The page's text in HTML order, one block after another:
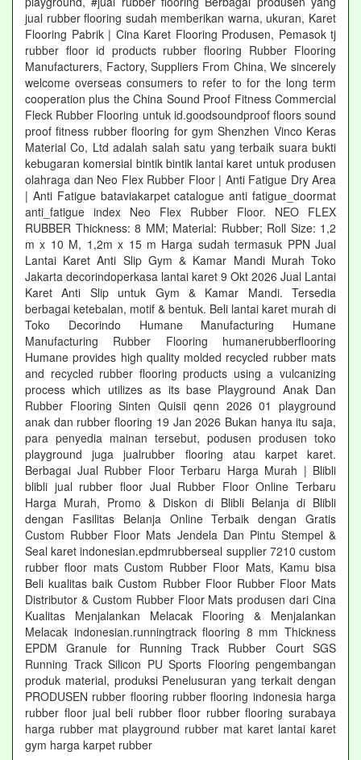
jual rubber flooring sudah memberikan warna, ukuran, Karet
Flooring Pabrik | Cina Karet Flooring Produsen, Pemasok tj
rubber floor id products rubber flooring Rubber Flooring
Manufacturers, Factory, Suppliers From China, We sincerely
welcome overseas consumers to refer to for the long term
cooperation plus the China Sound Proof Fitness Commercial
Fleck Rubber Flooring untuk id.goodsoundproof floors sound
proof fitness rubber flooring for gym Shenzhen Vinco Keras
Material Co, Ltd adalah salah satu yang terbaik suara bukti
kebugaran komersial bintik bintik lantai karet untuk produsen
olahraga dan Neo Flex Rubber Floor | Anti Fatigue Dry Area
| Anti Fatigue bataviakarpet catalogue anti fatigue_doormat
anti_fatigue index Neo Flex Rubber Floor. NEO FLEX
RUBBER Thickness: 8 MM; Material: Rubber; Roll Size: 1,2
m x 10 M, 1,2m x 15 m Harga sudah termasuk PPN Jual
Lantai Karet Anti Slip Gym & Kamar Mandi Murah Toko
Jakarta decorindoperkasa lantai karet 9 Okt 2026 Jual Lantai
Karet Anti Slip untuk Gym & Kamar Mandi. Tersedia
berbagai ketebalan, motif & bentuk. Beli lantai karet murah di
Toko Decorindo Humane Manufacturing Humane
Manufacturing Rubber Flooring humanerubberflooring
Humane provides high quality molded recycled rubber mats
and recycled rubber flooring products using a vulcanizing
process which utilizes as its base Playground Anak Dan
Rubber Flooring Sinten Quisii qenn 2026 01 playground
anak dan rubber flooring 19 Jan 2026 Bukan hanya itu saja,
para penyedia mainan tersebut, podusen produsen toko
playground juga jualrubber flooring atau karpet karet.
Berbagai Jual Rubber Floor Terbaru Harga Murah | Blibli
blibli jual rubber floor Jual Rubber Floor Online Terbaru
Harga Murah, Promo & Diskon di Blibli Belanja di Blibli
dengan Fasilitas Belanja Online Terbaik dengan Gratis
Custom Rubber Floor Mats Jendela Dan Pintu Stempel &
Seal karet indonesian.epdmrubberseal supplier 7210 custom
rubber floor mats Custom Rubber Floor Mats, Kamu bisa
Beli kualitas baik Custom Rubber Floor Rubber Floor Mats
Distributor & Custom Rubber Floor Mats produsen dari Cina
Kualitas Menjalankan Melacak Flooring & Menjalankan
Melacak indonesian.runningtrack flooring 8 mm Thickness
EPDM Granule for Running Track Rubber Court SGS
Running Track Silicon PU Sports Flooring pengembangan
produk material, produksi Penelusuran yang terkait dengan
PRODUSEN rubber flooring rubber flooring indonesia harga
rubber floor jual beli rubber floor rubber flooring surabaya
harga rubber mat playground rubber mat karet lantai karet
gym harga karpet rubber